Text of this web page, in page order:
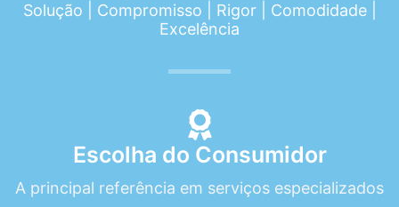
Solução | Compromisso | Rigor | Comodidade |
Excelência
Escolha do Consumidor
A principal referência em serviços especializados